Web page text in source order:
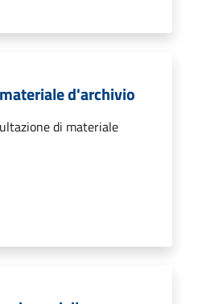
d'archivio
di materiale